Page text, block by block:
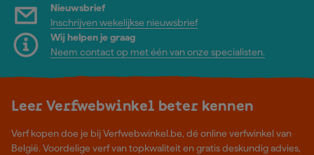
Nieuwsbrief
Inschrijven wekelijkse nieuwsbrief
Wij helpen je graag
Neem contact op met één van onze specialisten.
Leer Verfwebwinkel beter kennen
Verf kopen doe je bij Verfwebwinkel.be, dé online verfwinkel van
België. Voordelige verf van topkwaliteit en gratis deskundig advies,